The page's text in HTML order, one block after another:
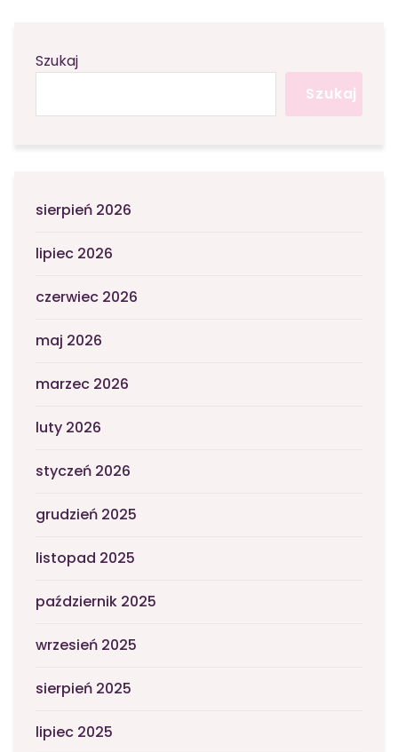
Szukaj
Szukaj
sierpień 2026
lipiec 2026
czerwiec 2026
maj 2026
marzec 2026
luty 2026
styczeń 2026
grudzień 2025
listopad 2025
październik 2025
wrzesień 2025
sierpień 2025
lipiec 2025